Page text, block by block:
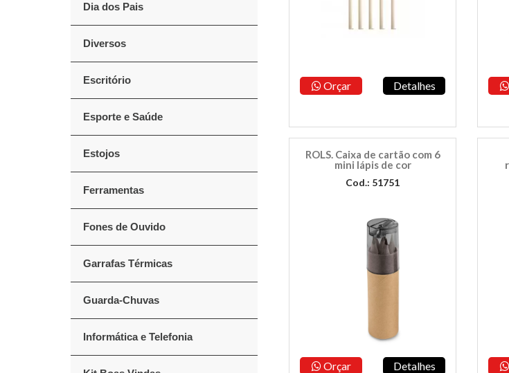
Dia dos Pais
Diversos
Escritório
Esporte e Saúde
Estojos
Ferramentas
Fones de Ouvido
Garrafas Térmicas
Guarda-Chuvas
Informática e Telefonia
Orçar Detalhes
ROLS. Caixa de cartão com 6
mini lápis de cor
Cod.: 51751
Orçar Detalhes